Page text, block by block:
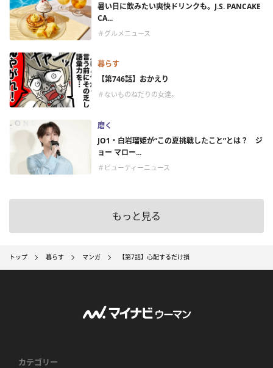
暑い日に飲みたい爽快ドリンクも。J.S. PANCAKE
CA...
＃グルメニュース
暮らす
【第746話】おかえり
＃ないものねだりの女達。
磨く
JO1・白岩瑠姫が“この夏挑戦したこと”とは？ ジ
ョー マロー...
＃ビューティーニュース
もっと見る
トップ 暮らす マンガ 【第7話】心配するだけ損
カテゴリー